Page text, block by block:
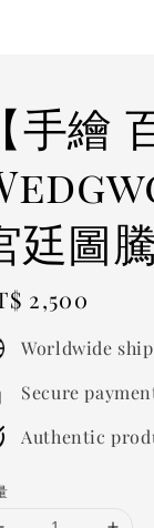
【手繪
廷圖
2,500
Worldwide
Secure
Authentic